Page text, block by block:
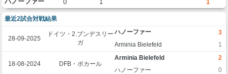
0 1 1
最近2試合対戦結果
28-09-2025
ドイツ・2.ブンデスリー
ガ
ハノーファー
3
Arminia Bielefeld
1
18-08-2024 DFB・ポカール
Arminia Bielefeld
2
ハノーファー
0